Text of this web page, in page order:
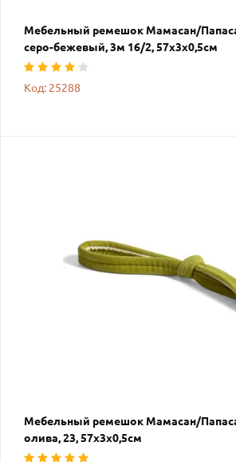
Мебельный ремешок Мамасан/
серо-бежевый, 3м 16/2, 57х3х0,5см
Код: 25288
Мебельный ремешок Мамасан/
олива, 23, 57х3х0,5см